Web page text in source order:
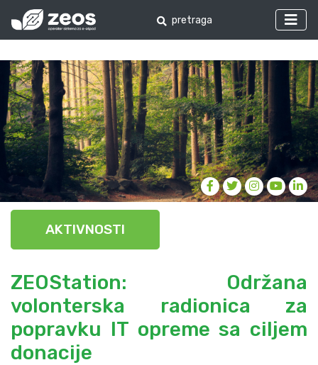
AKTIVNOSTI
ZEOStation: Održana
volonterska radionica za
popravku IT opreme sa ciljem
donacije